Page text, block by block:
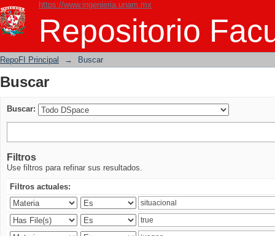
https://www.ingenieria.unam.mx
Repositorio
Buscar
RepoFI Principal → Buscar
Buscar
Buscar:
Filtros
Use filtros para refinar sus resultados.
Filtros actuales: